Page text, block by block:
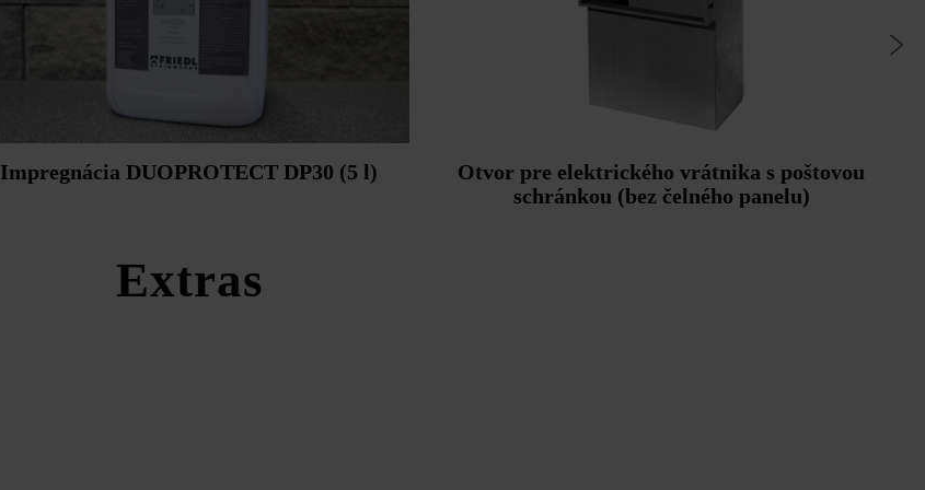
Impregnácia DUOPROTECT DP30 (5 l)
Otvor pre elektrického vrátnika s poštovou
schránkou (bez čelného panelu)
Extras